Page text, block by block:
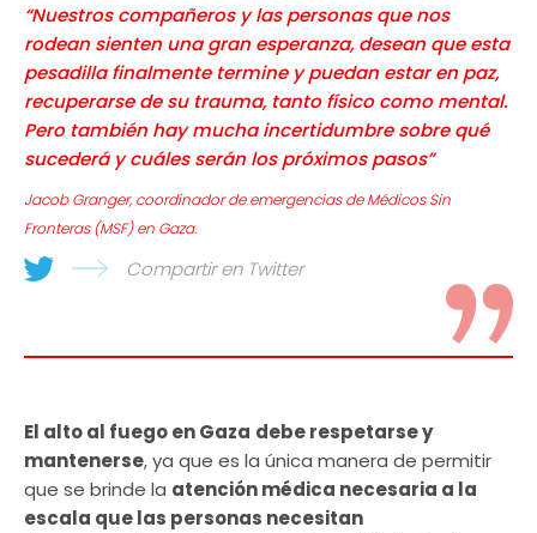
“Nuestros compañeros y las personas que nos
rodean sienten una gran esperanza, desean que esta
pesadilla finalmente termine y puedan estar en paz,
recuperarse de su trauma, tanto físico como mental.
Pero también hay mucha incertidumbre sobre qué
sucederá y cuáles serán los próximos pasos”
Jacob Granger, coordinador de emergencias de Médicos Sin
Fronteras (MSF) en Gaza.
Compartir en Twitter
El alto al fuego en Gaza debe respetarse y
mantenerse, ya que es la única manera de permitir
que se brinde la atención médica necesaria a la
escala que las personas necesitan